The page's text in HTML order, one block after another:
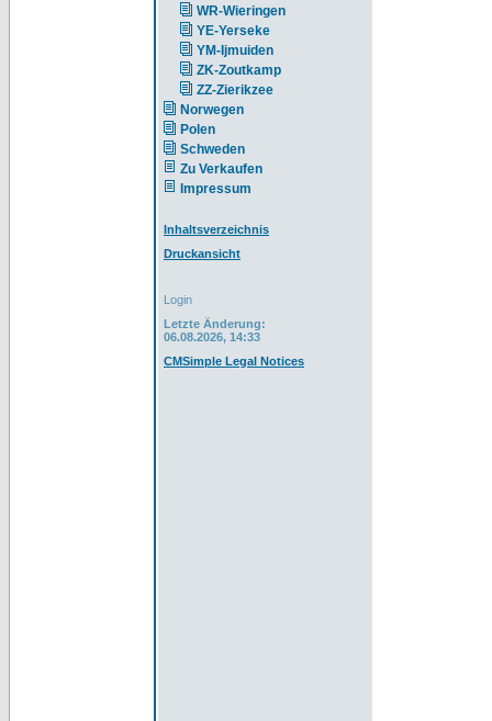
WR-Wieringen
YE-Yerseke
YM-Ijmuiden
ZK-Zoutkamp
ZZ-Zierikzee
Norwegen
Polen
Schweden
Zu Verkaufen
Impressum
Inhaltsverzeichnis
Druckansicht
Login
Letzte Änderung:
06.08.2026, 14:33
CMSimple Legal Notices